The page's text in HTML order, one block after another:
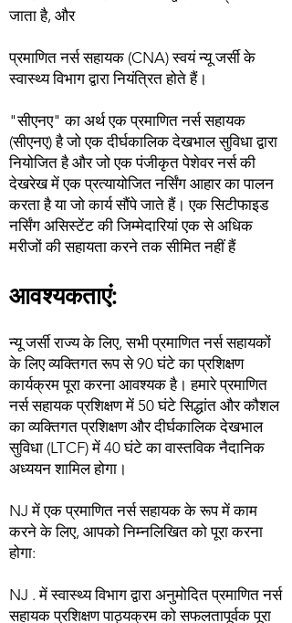
जाता है, और
प्रमाणित नर्स सहायक (CNA) स्वयं न्यू जर्सी के
स्वास्थ्य विभाग द्वारा नियंत्रित होते हैं।
"सीएनए" का अर्थ एक प्रमाणित नर्स सहायक
(सीएनए) है जो एक दीर्घकालिक देखभाल सुविधा द्वारा
नियोजित है और जो एक पंजीकृत पेशेवर नर्स की
देखरेख में एक प्रत्यायोजित नर्सिंग आहार का पालन
करता है या जो कार्य सौंपे जाते हैं। एक सिटीफाइड
नर्सिंग असिस्टेंट की जिम्मेदारियां एक से अधिक
मरीजों की सहायता करने तक सीमित नहीं हैं
आवश्यकताएं:
न्यू जर्सी राज्य के लिए, सभी प्रमाणित नर्स सहायकों
के लिए व्यक्तिगत रूप से 90 घंटे का प्रशिक्षण
कार्यक्रम पूरा करना आवश्यक है। हमारे प्रमाणित
नर्स सहायक प्रशिक्षण में 50 घंटे सिद्धांत और कौशल
का व्यक्तिगत प्रशिक्षण और दीर्घकालिक देखभाल
सुविधा (LTCF) में 40 घंटे का वास्तविक नैदानिक
अध्ययन शामिल होगा।
NJ में एक प्रमाणित नर्स सहायक के रूप में काम
करने के लिए, आपको निम्नलिखित को पूरा करना
होगा:
NJ . में स्वास्थ्य विभाग द्वारा अनुमोदित प्रमाणित नर्स
सहायक प्रशिक्षण पाठ्यक्रम को सफलतापूर्वक पूरा